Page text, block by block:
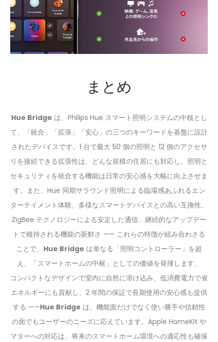
まとめ
Hue Bridge は、Philips Hue スマート照明システムの中核とし
て、「統合」「拡張」「安心」の三つのキーワードを基盤に設計
されたデバイスです。1 台で最大 50 個の照明と 12 個のアクセサ
リを接続できる拡張性は、どんな規模の住居にも対応し、照明と
セキュリティを統合する機能は日常の安心感を大幅に向上させま
す。また、Hue 同期サラウンド照明による臨場感あふれるエン
ターテイメント体験、多様なスマートデバイスとの高い互換性、
ZigBee テクノロジーによる安定した通信、継続的なアップデー
トで維持される機能の新鮮さ —— これらの特徴が組み合わさる
ことで、 Hue Bridge は単なる「照明コントローラー」を超
え、「スマートホームの中枢」としての価値を発揮します。
コンパクトなデザインで室内に自然に溶け込み、低消費電力で省
エネルギーにも貢献し、2 年間の保証で長期使用の安心感も提供
する ——Hue Bridge は、機能面だけでなく使い勝手や信頼性
の面でもユーザーのニーズに応えています。Apple HomeKit や
マターへの対応は、将来のスマートホーム環境への適応性も確保